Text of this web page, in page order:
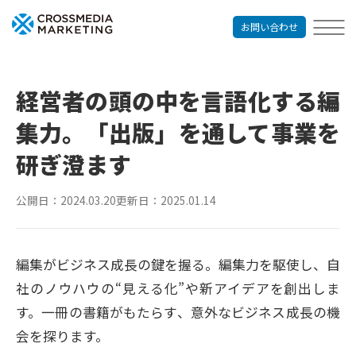
お問い合わせ
経営者の頭の中を言語化する編
集力。「出版」を通して事業を
研ぎ澄ます
公開日： 2024.03.20更新日： 2025.01.14
編集がビジネス成長の鍵を握る。編集力を駆使し、自
社のノウハウの“見える化”や新アイデアを創出しま
す。一冊の書籍がもたらす、意外なビジネス成長の機
会を探ります。